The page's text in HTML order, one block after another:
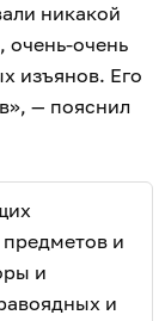
никакой
очень
изъянов. Его
— пояснил
и
и
и